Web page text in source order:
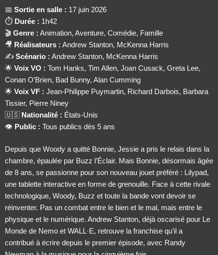
📅 Sortie en salle : 17 juin 2026
⏱️ Durée : 1h42
🎬 Genre : Animation, Aventure, Comédie, Famille
🎥 Réalisateurs : Andrew Stanton, McKenna Harris
✍️ Scénario : Andrew Stanton, McKenna Harris
🌟 Voix VO : Tom Hanks, Tim Allen, Joan Cusack, Greta Lee,
Conan O’Brien, Bad Bunny, Alan Cumming
🌟 Voix VF : Jean-Philippe Puymartin, Richard Darbois, Barbara
Tissier, Pierre Niney
🇺🇸 Nationalité : États-Unis
👁️ Public : Tous publics dès 5 ans
Depuis que Woody a quitté Bonnie, Jessie a pris le relais dans la
chambre, épaulée par Buzz l’Éclair. Mais Bonnie, désormais âgée
de 8 ans, se passionne pour son nouveau jouet préféré : Lilypad,
une tablette interactive en forme de grenouille. Face à cette rivale
technologique, Woody, Buzz et toute la bande vont devoir se
réinventer. Pas un combat entre le bien et le mal, mais entre le
physique et le numérique. Andrew Stanton, déjà oscarisé pour Le
Monde de Nemo et WALL·E, retrouve la franchise qu’il a
contribué à écrire depuis le premier épisode, avec Randy